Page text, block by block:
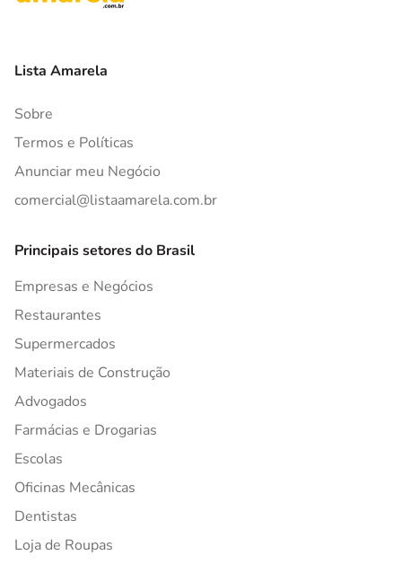
Lista Amarela
Sobre
Termos e Políticas
Anunciar meu Negócio
comercial@listaamarela.com.br
Principais setores do Brasil
Empresas e Negócios
Restaurantes
Supermercados
Materiais de Construção
Advogados
Farmácias e Drogarias
Escolas
Oficinas Mecânicas
Dentistas
Loja de Roupas